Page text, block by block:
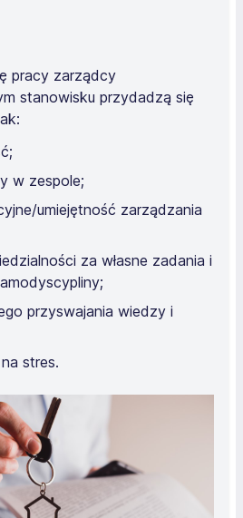
pracy zarządcy
stanowisku przydadzą się
w zespole;
umiejętność zarządzania
za własne zadania i
przyswajania wiedzy i
stres.